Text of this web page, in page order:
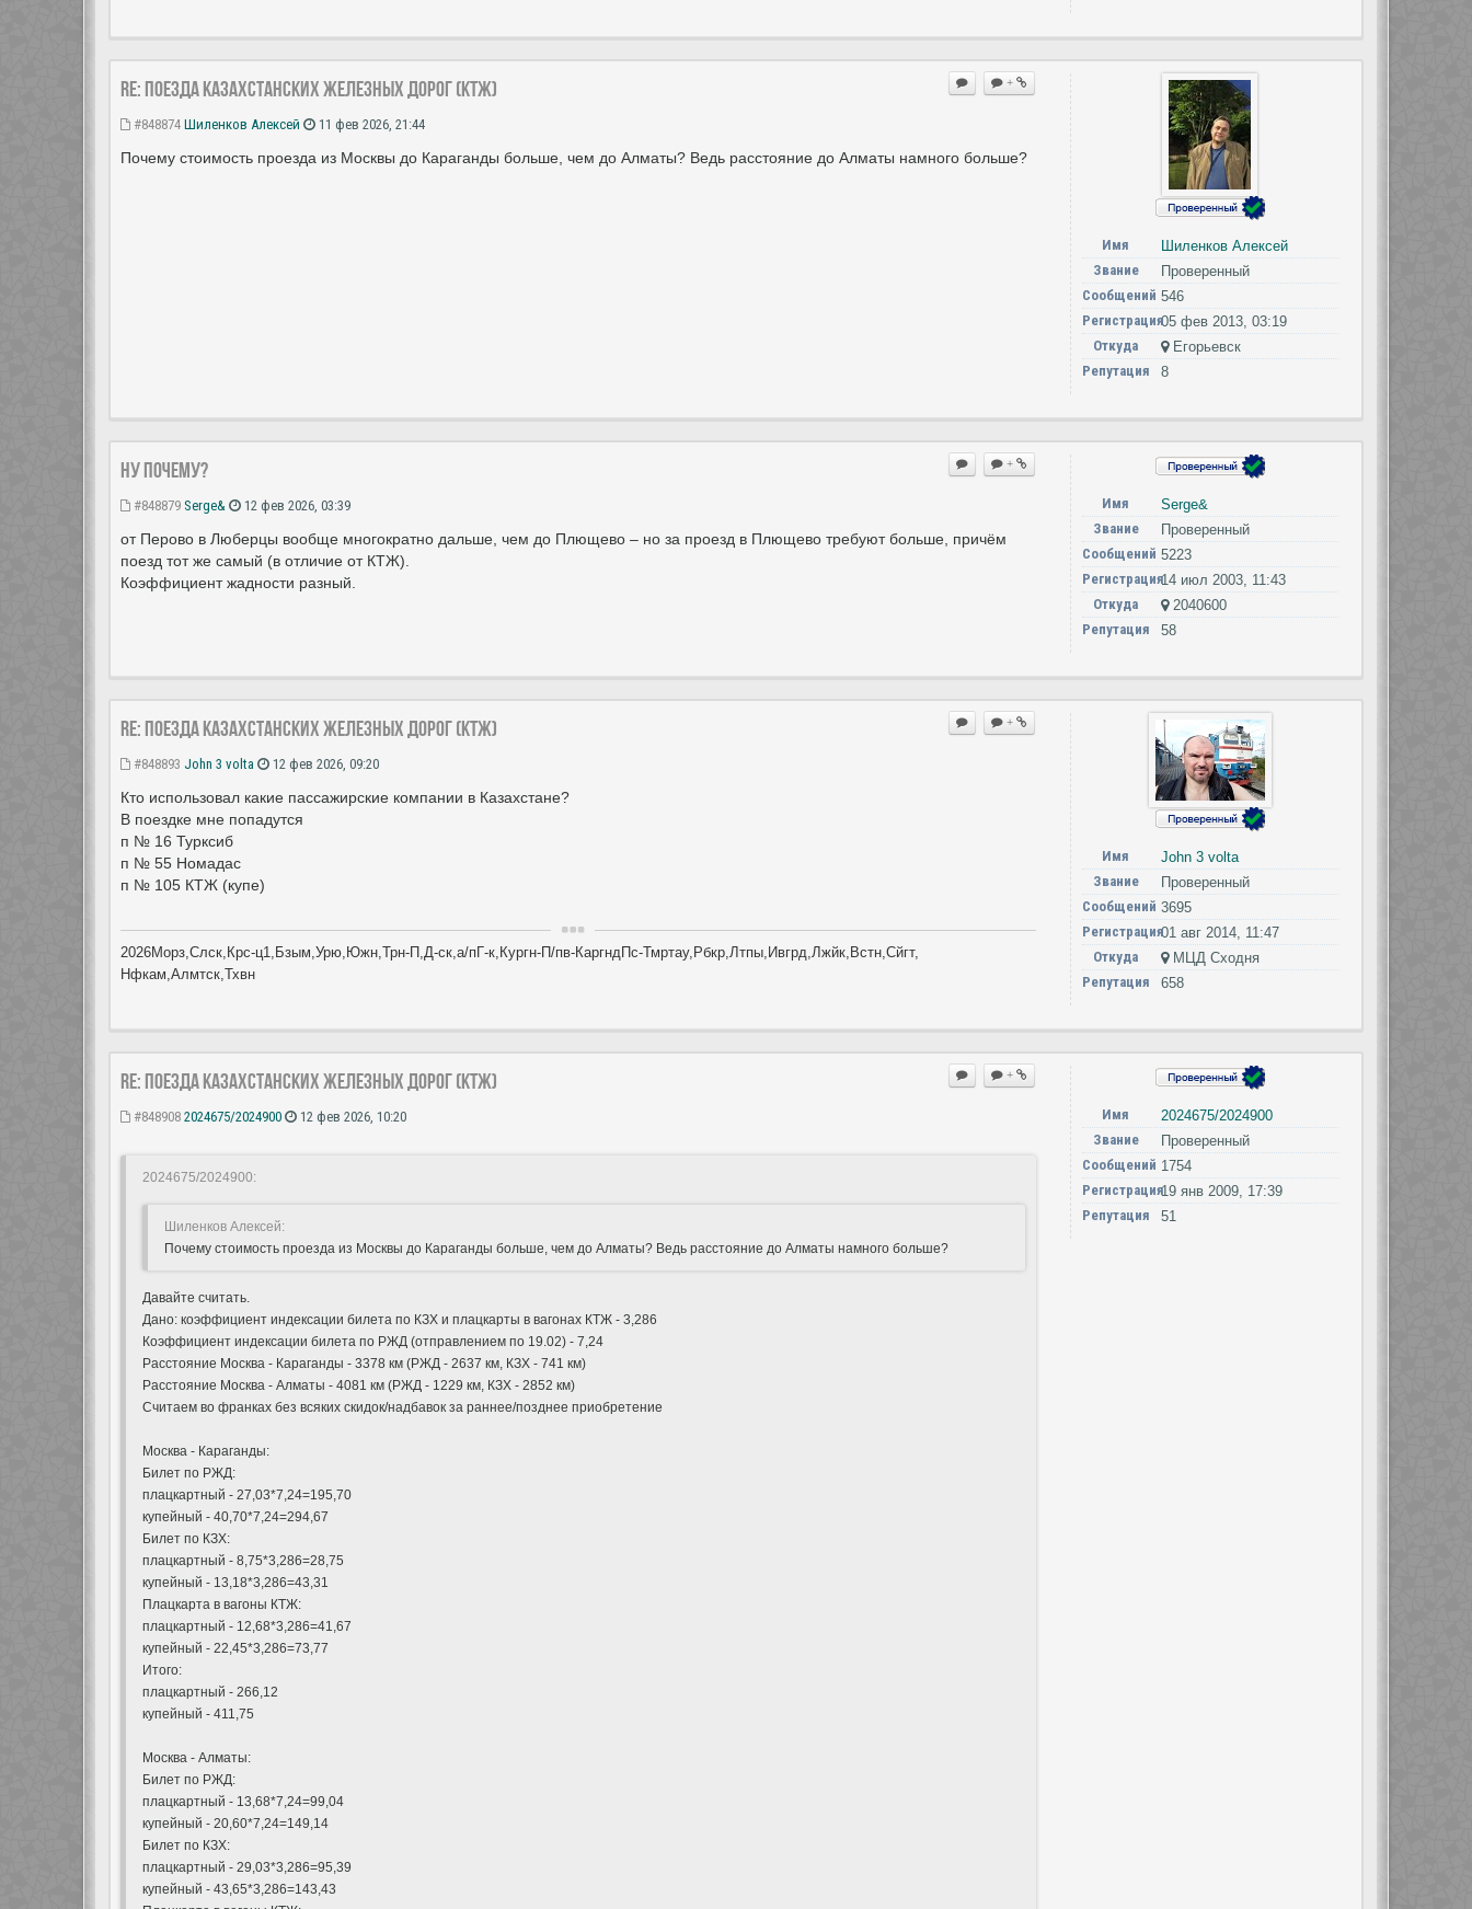
+
Re: Поезда Казахстанских железных дорог (КТЖ)
#848874 Шиленков Алексей 11 фев 2026, 21:44
Почему стоимость проезда из Москвы до Караганды больше, чем до Алматы? Ведь расстояние до Алматы намного больше?
Имя
Шиленков Алексей
Звание
Проверенный
Сообщений 546
Регистрация05 фев 2013, 03:19
Откуда
Егорьевск
Репутация
8
+
ну почему?
#848879 Serge& 12 фев 2026, 03:39
от Перово в Люберцы вообще многократно дальше, чем до Плющево – но за проезд в Плющево требуют больше, причём
поезд тот же самый (в отличие от КТЖ).
Коэффициент жадности разный.
Имя
Serge&
Звание
Проверенный
Сообщений 5223
Регистрация14 июл 2003, 11:43
Откуда
2040600
Репутация
58
+
Re: Поезда Казахстанских железных дорог (КТЖ)
#848893 John 3 volta 12 фев 2026, 09:20
Кто использовал какие пассажирские компании в Казахстане?
В поездке мне попадутся
п № 16 Турксиб
п № 55 Номадас
п № 105 КТЖ (купе)
2026Морз,Слск,Крс-ц1,Бзым,Урю,Южн,Трн-П,Д-ск,а/пГ-к,Кургн-П/пв-КаргндПс-Тмртау,Рбкр,Лтпы,Ивгрд,Лжйк,Встн,Сйгт,
Нфкам,Алмтск,Тхвн
Имя
John 3 volta
Звание
Проверенный
Сообщений 3695
Регистрация01 авг 2014, 11:47
Откуда
МЦД Сходня
Репутация
658
+
Re: Поезда Казахстанских железных дорог (КТЖ)
#848908 2024675/2024900 12 фев 2026, 10:20
2024675/2024900:
Шиленков Алексей:
Почему стоимость проезда из Москвы до Караганды больше, чем до Алматы? Ведь расстояние до Алматы намного больше?
Давайте считать.
Дано: коэффициент индексации билета по КЗХ и плацкарты в вагонах КТЖ - 3,286
Коэффициент индексации билета по РЖД (отправлением по 19.02) - 7,24
Расстояние Москва - Караганды - 3378 км (РЖД - 2637 км, КЗХ - 741 км)
Расстояние Москва - Алматы - 4081 км (РЖД - 1229 км, КЗХ - 2852 км)
Считаем во франках без всяких скидок/надбавок за раннее/позднее приобретение
Москва - Караганды:
Билет по РЖД:
плацкартный - 27,03*7,24=195,70
купейный - 40,70*7,24=294,67
Билет по КЗХ:
плацкартный - 8,75*3,286=28,75
купейный - 13,18*3,286=43,31
Плацкарта в вагоны КТЖ:
плацкартный - 12,68*3,286=41,67
купейный - 22,45*3,286=73,77
Итого:
плацкартный - 266,12
купейный - 411,75
Москва - Алматы:
Билет по РЖД:
плацкартный - 13,68*7,24=99,04
купейный - 20,60*7,24=149,14
Билет по КЗХ:
плацкартный - 29,03*3,286=95,39
купейный - 43,65*3,286=143,43
Имя
2024675/2024900
Звание
Проверенный
Сообщений 1754
Регистрация19 янв 2009, 17:39
Репутация
51